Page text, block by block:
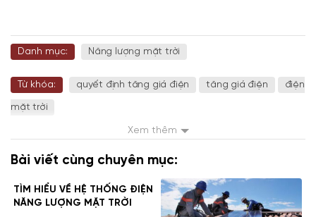
Danh mục: Năng lượng mặt trời
Xem thêm
Từ khóa: quyết định tăng giá điện tăng giá điện điện
mặt trời
Bài viết cùng chuyên mục:
TÌM HIỂU VỀ HỆ THỐNG ĐIỆN
NĂNG LƯỢNG MẶT TRỜI